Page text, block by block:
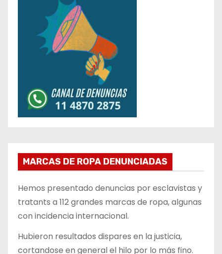
MARCAS DE ROPA DENUNCIADAS
Hemos presentado denuncias por esclavistas y
tratants a 112 grandes marcas de ropa, algunas
con incidencia internacional.
Hubieron resultados dispares en la justicia,
cortandose en general el hilo por lo más fino.